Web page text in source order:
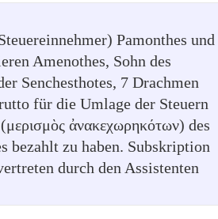
Pamonthes und
Amenothes, Sohn des
Senchesthotes, 7 Drachmen
für die Umlage der Steuern
ἀνακεχωρηκότων) des
bezahlt zu haben. Subskription
durch den Assistenten